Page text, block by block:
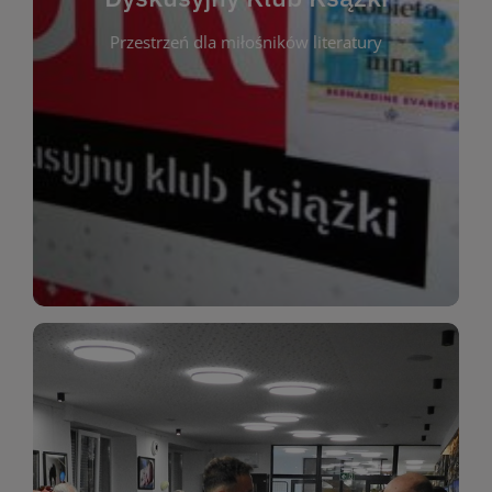
Przestrzeń dla miłośników literatury
Dyskusyjny Klub Ksążki
Dyskusyjny Klub Książki to przestrzeń dla
miłośników literatury, którzy lubią dzielić się
opiniami i emocjami po lekturze. Spotykamy się
regularnie, by rozmawiać o wybranych tytułach z
różnych gatunków literackich. Każde spotkanie to
okazja do inspirującej dyskusji, wymiany
miłośników estetycznych doznań!
WIĘCEJ